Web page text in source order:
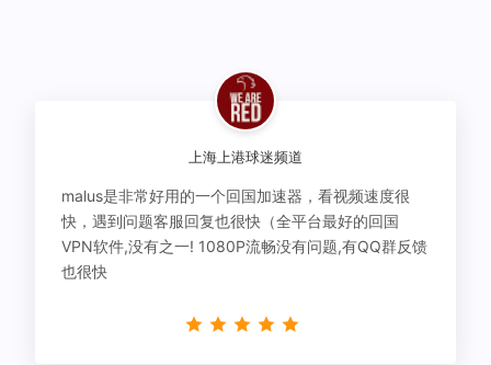
上海上港球迷频道
malus是非常好用的一个回国加速器，看视频速度很
快，遇到问题客服回复也很快（全平台最好的回国
VPN软件,没有之一! 1080P流畅没有问题,有QQ群反馈
也很快